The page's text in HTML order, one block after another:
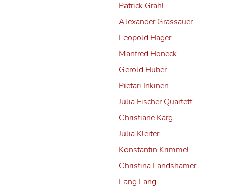
Patrick Grahl
Alexander Grassauer
Leopold Hager
Manfred Honeck
Gerold Huber
Pietari Inkinen
Julia Fischer Quartett
Christiane Karg
Julia Kleiter
Konstantin Krimmel
Christina Landshamer
Lang Lang